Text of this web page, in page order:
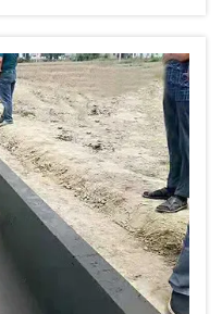
၃၄% ခန့် တိုးပွား